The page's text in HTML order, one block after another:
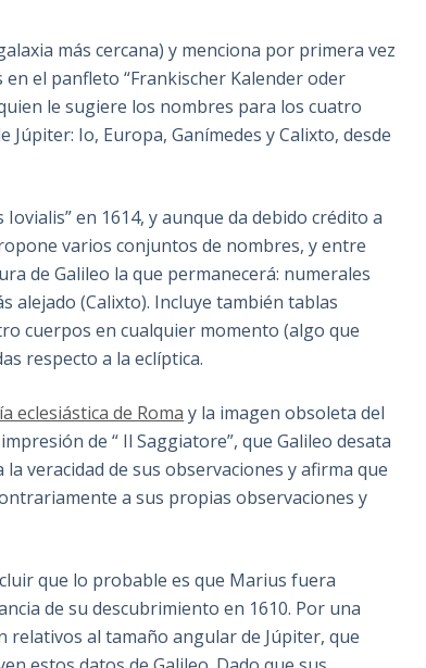
más cercana) y menciona por primera vez
el panfleto “Frankischer Kalender oder
le sugiere los nombres para los cuatro
Io, Europa, Ganímedes y Calixto, desde
en 1614, y aunque da debido crédito a
varios conjuntos de nombres, y entre
de Galileo la que permanecerá: numerales
alejado (Calixto). Incluye también tablas
cuerpos en cualquier momento (algo que
respecto a la eclíptica.
eclesiástica de Roma y la imagen obsoleta del
de “ Il Saggiatore”, que Galileo desata
veracidad de sus observaciones y afirma que
a sus propias observaciones y
que lo probable es que Marius fuera
de su descubrimiento en 1610. Por una
relativos al tamaño angular de Júpiter, que